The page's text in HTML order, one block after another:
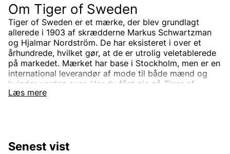
Læs mere
Om Tiger of Sweden
Tiger of Sweden er et mærke, der blev grundlagt
allerede i 1903 af skrædderne Markus Schwartzman
og Hjalmar Nordström. De har eksisteret i over et
århundrede, hvilket gør, at de er utrolig veletablerede
på markedet. Mærket har base i Stockholm, men er en
international leverandør af mode til både mænd og
kvinder verden over. Har du fået øje på Tiger of
Swedens sortiment endnu? Vi tilbyder Tiger of
tidløs og moderne. Produkterne er som regel
Senest vist